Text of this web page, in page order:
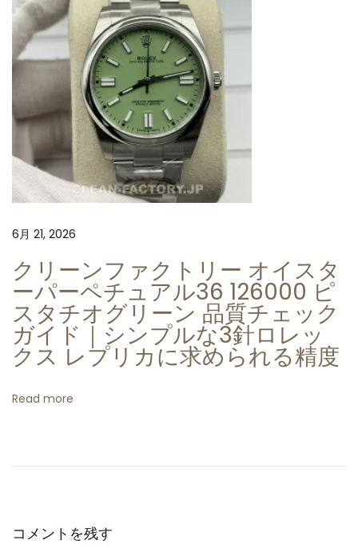
ト
レ
プ
カ
徹
ビ
ー
ク
リ
ー
ン
フ
ァ
ク
レ
6月 21, 2026
クリーンファクトリー オイスタ
ーパーペチュアル36 126000 ピ
スタチオグリーン 品質チェック
ガイド｜シンプルな3針ロレッ
クス レプリカに求められる精度
Read more
コメントを残す